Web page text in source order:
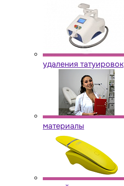
удаления татуировок
материалы